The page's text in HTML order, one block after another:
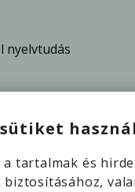
tartalmak és
nyelvtudás